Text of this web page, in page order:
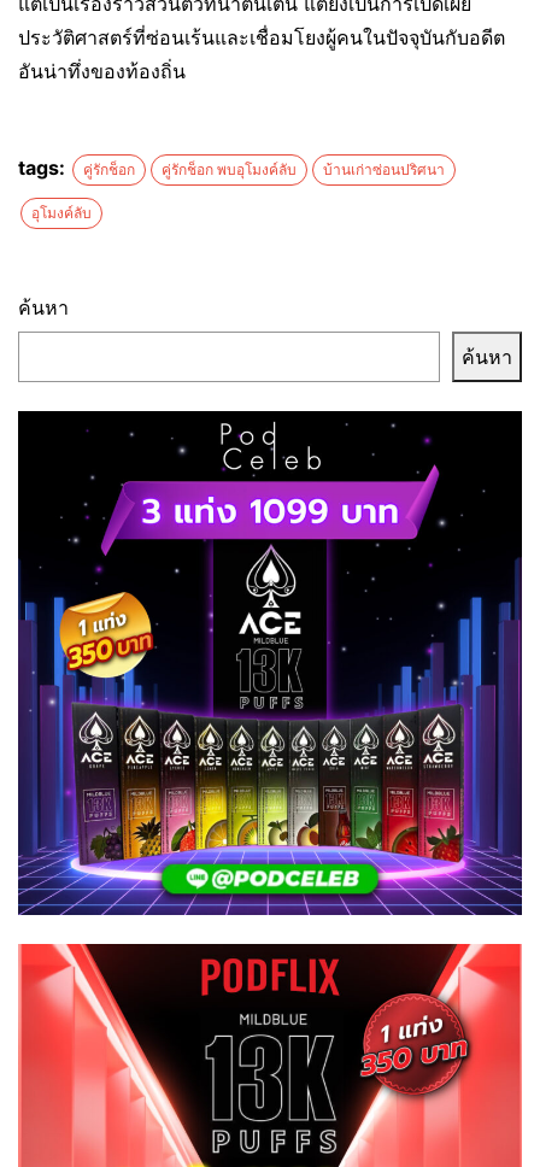
ประวัติศาสตร์ที่ซ่อนเร้นและเชื่อมโยงผู้คนในปัจจุบันกับอดีต
อันน่าทึ่งของท้องถิ่น
tags: คู่รักช็อก คู่รักช็อก พบอุโมงค์ลับ บ้านเก่าซ่อนปริศนา
อุโมงค์ลับ
ค้นหา
ค้นหา